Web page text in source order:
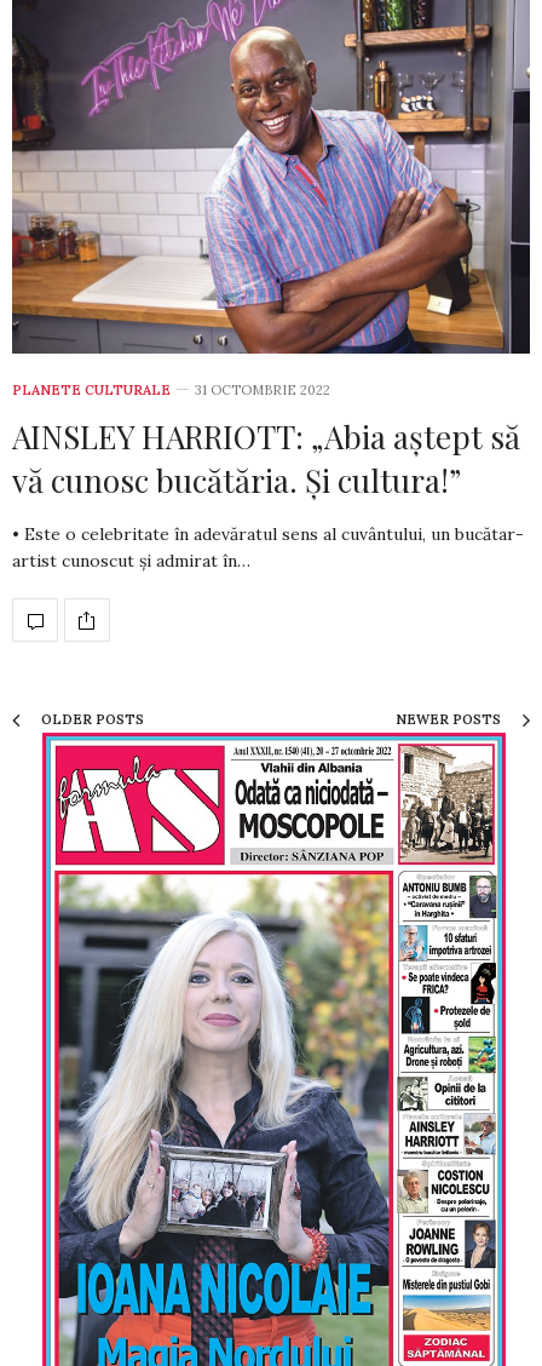
PLANETE CULTURALE 31 OCTOMBRIE 2022
AINSLEY HARRIOTT: „Abia aștept să
vă cunosc bucătăria. Și cultura!”
• Este o celebritate în adevăratul sens al cuvântului, un bucătar-
ar­tist cunoscut și admirat în…
OLDER POSTS NEWER POSTS